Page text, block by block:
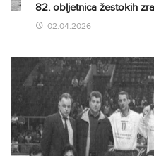
82. obljetnica žestokih
02.04.2026